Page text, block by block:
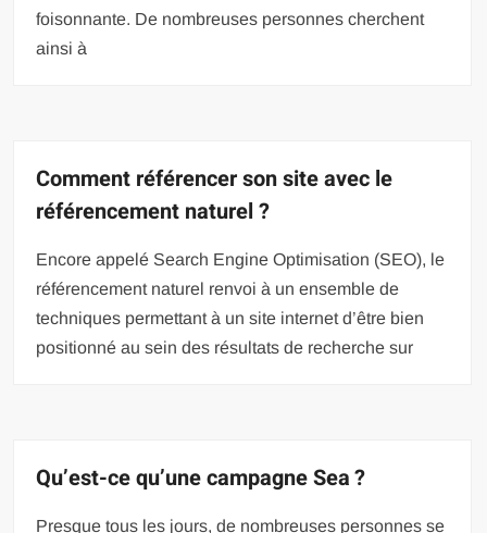
foisonnante. De nombreuses personnes cherchent
ainsi à
Comment référencer son site avec le
référencement naturel ?
Encore appelé Search Engine Optimisation (SEO), le
référencement naturel renvoi à un ensemble de
techniques permettant à un site internet d’être bien
positionné au sein des résultats de recherche sur
Qu’est-ce qu’une campagne Sea ?
Presque tous les jours, de nombreuses personnes se